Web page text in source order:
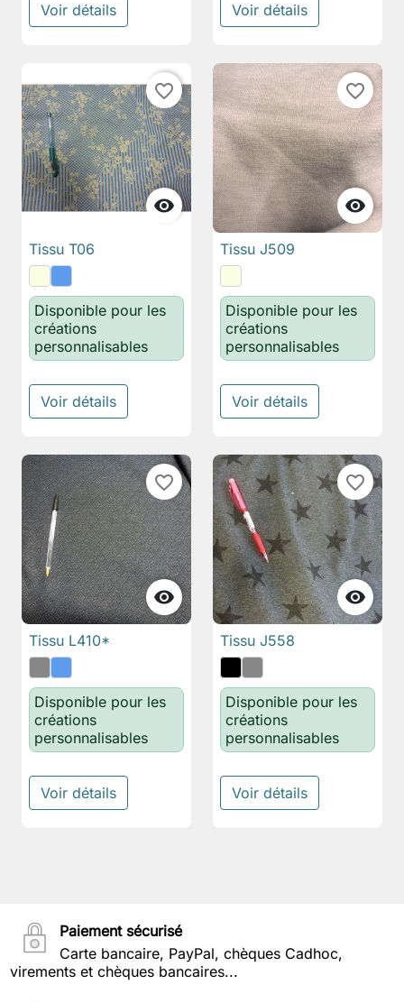
Voir détails Voir détails

favorite_border
Tissu T06
Disponible pour les
créations
personnalisables
Voir détails

favorite_border
Tissu J509
Disponible pour les
créations
personnalisables
Voir détails

favorite_border
Tissu L410*
Disponible pour les
créations
personnalisables
Voir détails

favorite_border
Tissu J558
Disponible pour les
créations
personnalisables
Voir détails
Paiement sécurisé
Carte bancaire, PayPal, chèques Cadhoc,
virements et chèques bancaires...